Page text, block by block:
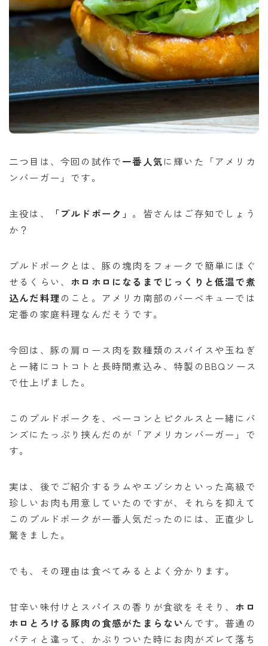
二つ目は、今回の試作で一番人気に輝いた「アメリカ
ンバーガー」です。
主役は、 「プルドポーク」 。皆さんはご存知でしょう
か？
プルドポークとは、豚の塊肉をフォークで簡単にほぐ
せるくらい、 ホロホロになるまでじっくりと低温で煮
込んだ料理 のこと。アメリカ南部のバーベキューでは
定番の家庭料理なんだそうです。
今回は、豚の肩ロース肉を数種類のスパイスや玉ねぎ
と一緒にコトコトと長時間煮込み、特製のBBQソース
で仕上げました。
このプルドポークを、ベーコンとピクルスと一緒にバ
ンズにたっぷり挟んだのが「アメリカンバーガー」で
す。
実は、後でご紹介するラムやエゾシカといった高級で
珍しいお肉も用意していたのですが、それらを抑えて
このプルドポークが一番人気だったのには、正直少し
驚きました。
でも、その理由は食べてみるとよく分かります。
甘辛い味付けとスパイスの香りが食欲をそそり、 ホロ
ホロとろける豚肉の食感がたまらないんです。普通の
パティと違って、かぶりついた時にお肉がズレて落ち